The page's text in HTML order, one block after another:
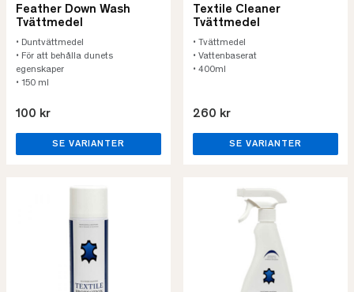
Feather Down Wash
Tvättmedel
• Duntvättmedel
• För att behålla dunets
egenskaper
• 150 ml
100 kr
SE VARIANTER
Textile Cleaner
Tvättmedel
• Tvättmedel
• Vattenbaserat
• 400ml
260 kr
SE VARIANTER